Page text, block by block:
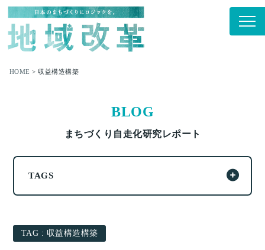
HOME >収益構造構築
BLOG
まちづくり自走化研究レポート
TAGS
事業構築 51件
TAG : 収益構造構築